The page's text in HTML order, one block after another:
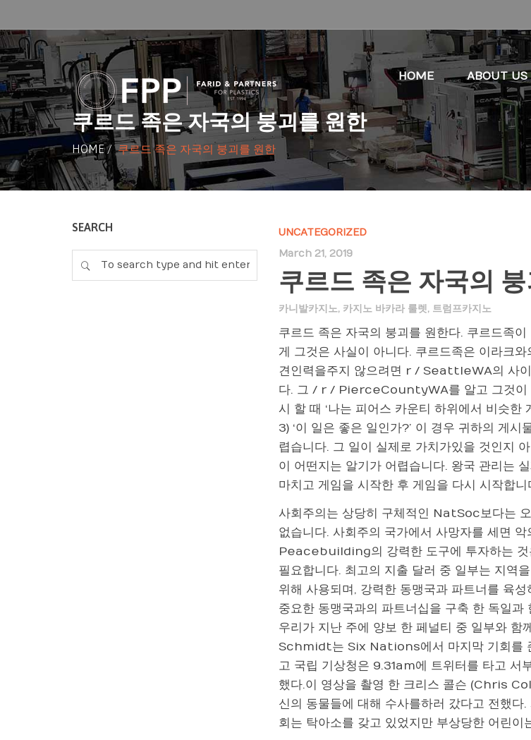
HOME ABOUT US
쿠르드 족은 자국의 붕괴를 원한
HOME/쿠르드 족은 자국의 붕괴를 원한
UNCATEGORIZED
March 21, 2019
쿠르드 족은 자국의
카니발카지노, 카지노 바카라 룰렛, 트럼프카지노
쿠르드 족은 자국의 붕괴를 원한다. 쿠르드족
게 그것은 사실이 아니다. 쿠르드족은 이라크
견인력을주지 않으려면 r / SeattleWA의 사이
다. 그 / r / PierceCountyWA를 알고 그것이
시 할 때 ‘나는 피어스 카운티 하위에서 비슷
3) ‘이 일은 좋은 일인가?’ 이 경우 귀하의 게
렵습니다. 그 일이 실제로 가치가있을 것인지
이 어떤지는 알기가 어렵습니다. 왕국 관리는
마치고 게임을 시작한 후 게임을 다시 시작합
사회주의는 상당히 구체적인 NatSoc보다는
없습니다. 사회주의 국가에서 사망자를 세면
Peacebuilding의 강력한 도구에 투자하는
필요합니다. 최고의 지출 달러 중 일부는 지역
위해 사용되며, 강력한 동맹국과 파트너를 육
중요한 동맹국과의 파트너십을 구축 한 독일
우리가 지난 주에 양보 한 페널티 중 일부와
Schmidt는 Six Nations에서 마지막 기회를
고 국립 기상청은 9.31am에 트위터를 타고 서
했다.이 영상을 촬영 한 크리스 콜슨 (Chris
신의 동물들에 대해 수사를하러 갔다고 전했
회는 탁아소를 갖고 있었지만 부상당한 어린
SEARCH